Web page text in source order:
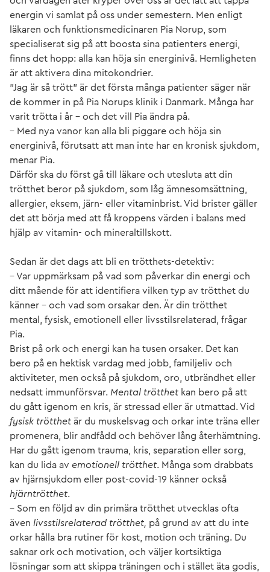
energin vi samlat på oss under semestern. Men enligt
läkaren och funktionsmedicinaren Pia Norup, som
specialiserat sig på att boosta sina patienters energi,
finns det hopp: alla kan höja sin energinivå. Hemligheten
är att aktivera dina mitokondrier.
”Jag är så trött” är det första många patienter säger när
de kommer in på Pia Norups klinik i Danmark. Många har
varit trötta i år – och det vill Pia ändra på.
– Med nya vanor kan alla bli piggare och höja sin
energinivå, förutsatt att man inte har en kronisk sjukdom,
menar Pia.
Därför ska du först gå till läkare och utesluta att din
trötthet beror på sjukdom, som låg ämnesomsättning,
allergier, eksem, järn- eller vitaminbrist. Vid brister gäller
det att börja med att få kroppens värden i balans med
hjälp av vitamin- och mineraltillskott.
Sedan är det dags att bli en trötthets-detektiv:
– Var uppmärksam på vad som påverkar din energi och
ditt mående för att identifiera vilken typ av trötthet du
känner – och vad som orsakar den. Är din trötthet
mental, fysisk, emotionell eller livsstilsrelaterad, frågar
Pia.
Brist på ork och energi kan ha tusen orsaker. Det kan
bero på en hektisk vardag med jobb, familjeliv och
aktiviteter, men också på sjukdom, oro, utbrändhet eller
nedsatt immunförsvar. Mental trötthet kan bero på att
du gått igenom en kris, är stressad eller är utmattad. Vid
fysisk trötthet är du muskelsvag och orkar inte träna eller
promenera, blir andfådd och behöver lång återhämtning.
Har du gått igenom trauma, kris, separation eller sorg,
kan du lida av emotionell trötthet. Många som drabbats
av hjärnsjukdom eller post-covid-19 känner också
hjärntrötthet.
– Som en följd av din primära trötthet utvecklas ofta
även livsstilsrelaterad trötthet, på grund av att du inte
orkar hålla bra rutiner för kost, motion och träning. Du
saknar ork och motivation, och väljer kortsiktiga
lösningar som att skippa träningen och i stället äta godis,